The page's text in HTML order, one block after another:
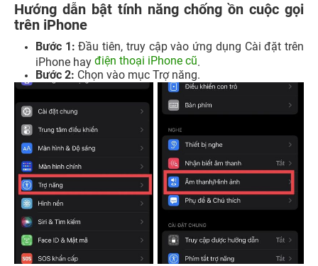
Hướng dẫn bật tính năng chống ồn cuộc gọi
trên iPhone
Bước 1:Đầu tiên, truy cập vào ứng dụng Cài đặt trên
iPhone hay điện thoại iPhone cũ
Bước 2: Chọn vào mục Trợ năng.